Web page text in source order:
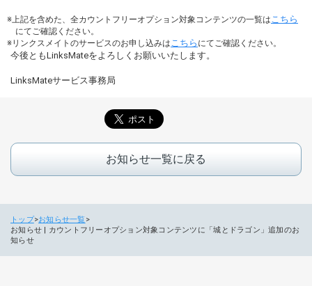
上記を含めた、全カウントフリーオプション対象コンテンツの一覧はこちら
にてご確認ください。
リンクスメイトのサービスのお申し込みはこちら にてご確認ください。
今後ともLinksMateをよろしくお願いいたします。
LinksMateサービス事務局
お知らせ一覧に戻る
トップ お知らせ一覧
お知らせ | カウントフリーオプション対象コンテンツに「城とドラゴン」追加のお
知らせ